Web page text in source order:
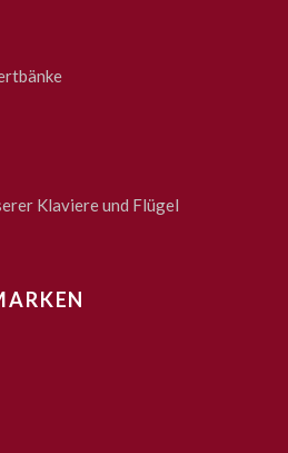
Klaviere und Flügel